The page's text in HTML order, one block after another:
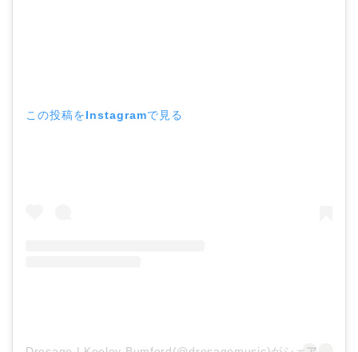
この投稿をInstagramで見る